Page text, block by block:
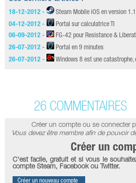
18-12-2012 -
Steam Mobile iOS en version
04-12-2012 -
Portal sur calculatrice TI
06-09-2012 -
FG-42 pour Resistance &
26-07-2012 -
Portal en 9 minutes
26-07-2012 -
Windows 8 est une catastrophe,
26 COMMENTAIRES
Créer un compte ou se connecter
Vous devez être membre afin de pouvoir
Créer un
C'est facile, gratuit et si vous le
compte Steam, Facebook ou Twitter.
Créer un nouveau compte